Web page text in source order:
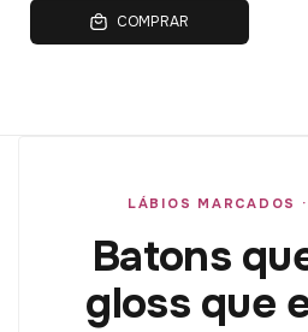
COMPRAR
LÁBIOS MARCADOS
Batons
gloss que